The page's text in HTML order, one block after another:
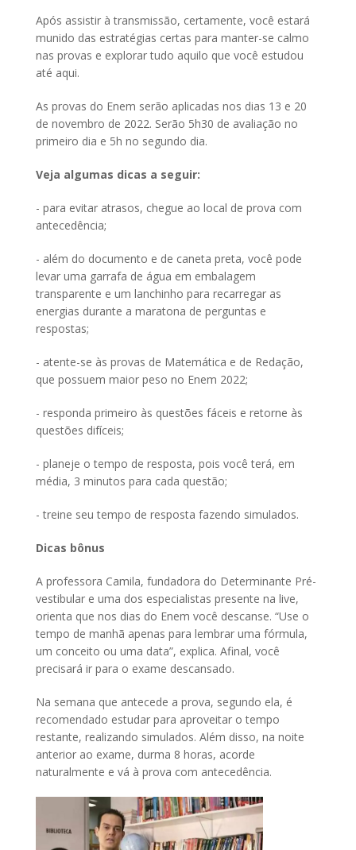
Após assistir à transmissão, certamente, você estará
munido das estratégias certas para manter-se calmo
nas provas e explorar tudo aquilo que você estudou
até aqui.
As provas do Enem serão aplicadas nos dias 13 e 20
de novembro de 2022. Serão 5h30 de avaliação no
primeiro dia e 5h no segundo dia.
Veja algumas dicas a seguir:
- para evitar atrasos, chegue ao local de prova com
antecedência;
- além do documento e de caneta preta, você pode
levar uma garrafa de água em embalagem
transparente e um lanchinho para recarregar as
energias durante a maratona de perguntas e
respostas;
- atente-se às provas de Matemática e de Redação,
que possuem maior peso no Enem 2022;
- responda primeiro às questões fáceis e retorne às
questões difíceis;
- planeje o tempo de resposta, pois você terá, em
média, 3 minutos para cada questão;
- treine seu tempo de resposta fazendo simulados.
Dicas bônus
A professora Camila, fundadora do Determinante Pré-
vestibular e uma dos especialistas presente na live,
orienta que nos dias do Enem você descanse. “Use o
tempo de manhã apenas para lembrar uma fórmula,
um conceito ou uma data”, explica. Afinal, você
precisará ir para o exame descansado.
Na semana que antecede a prova, segundo ela, é
recomendado estudar para aproveitar o tempo
restante, realizando simulados. Além disso, na noite
anterior ao exame, durma 8 horas, acorde
naturalmente e vá à prova com antecedência.